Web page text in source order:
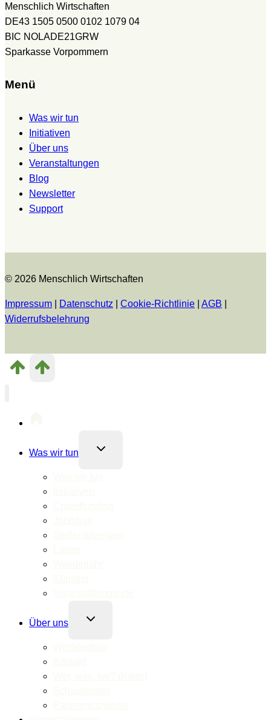
Menschlich Wirtschaften
DE43 1505 0500 0102 1079 04
BIC NOLADE21GRW
Sparkasse Vorpommern
Menü
Was wir tun
Initiativen
Über uns
Veranstaltungen
Blog
Newsletter
Support
© 2026 Menschlich Wirtschaften
Impressum Datenschutz Cookie-Richtlinie AGB
Widerrufsbelehrung
Was wir tun
Untermenü
Über uns
Untermenü